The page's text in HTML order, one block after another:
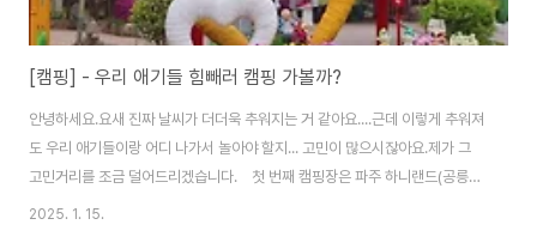
[캠핑] - 우리 애기들 힘빼러 캠핑 가볼까?
안녕하세요.요새 진짜 날씨가 더더욱 추워지는 거 같아요....근데 이렇게 추워져
도 우리 애기들이랑 어디 나가서 놀아야 할지... 고민이 많으시잖아요.제가 그
고민거리를 조금 덜어드리겠습니다. 첫 번째 캠핑장은 파주 하니랜드(공릉관
광지)입니다.여기는 공릉관광지 내에 캠핑장이 있습니다.공릉관광지 캠핑장은
2025. 1. 15.